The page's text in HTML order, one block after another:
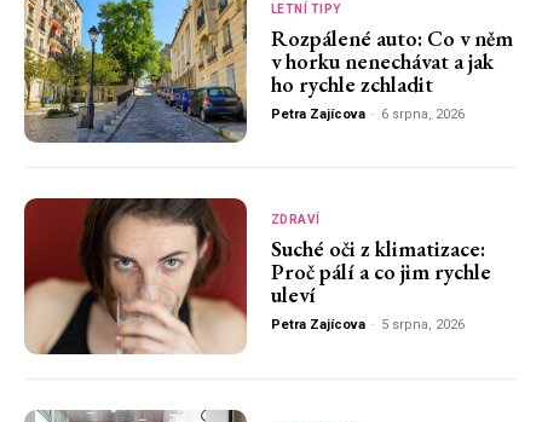
LETNÍ TIPY
Rozpálené auto: Co v něm
v horku nenechávat a jak
ho rychle zchladit
Petra Zajícova - 6 srpna, 2026
ZDRAVÍ
Suché oči z klimatizace:
Proč pálí a co jim rychle
uleví
Petra Zajícova - 5 srpna, 2026